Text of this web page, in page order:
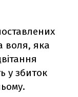
воля, яка
у збиток